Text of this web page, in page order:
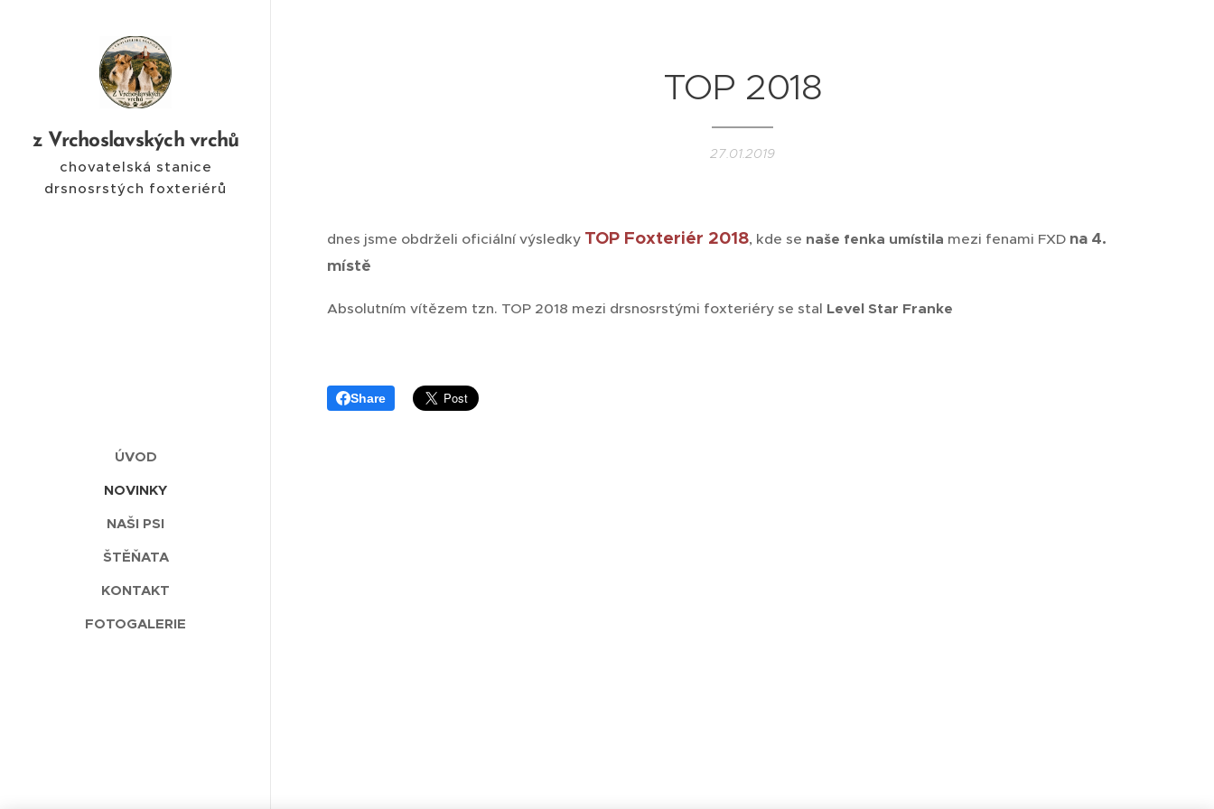
z Vrchoslavských vrchů
chovatelská stanice
drsnosrstých foxteriérů
ÚVOD
NOVINKY
NAŠI PSI
ŠTĚŇATA
KONTAKT
FOTOGALERIE
TOP 2018
27.01.2019
dnes jsme obdrželi oficiální výsledky TOP Foxteriér 2018, kde se naše fenka umístila mezi fenami FXD na 4.
místě
Absolutním vítězem tzn. TOP 2018 mezi drsnosrstými foxteriéry se stal Level Star Franke
Share